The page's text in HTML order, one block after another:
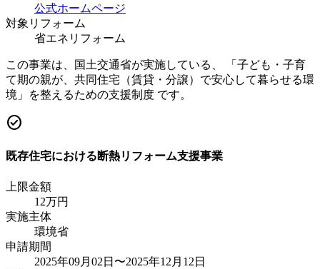
公式ホームページ
対象リフォーム
省エネリフォーム
この事業は、国土交通省が実施している、 「子ども・子育
て期の親が、共同住宅（賃貸・分譲）で安心して暮らせる環
境」を整えるための支援制度 です。
check_circle
既存住宅における断熱リフォーム支援事業
上限金額
12万円
実施主体
環境省
申請期間
2025年09月02日〜2025年12月12日